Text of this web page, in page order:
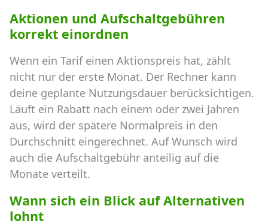
Aktionen und Aufschaltgebühren
korrekt einordnen
Wenn ein Tarif einen Aktionspreis hat, zählt
nicht nur der erste Monat. Der Rechner kann
deine geplante Nutzungsdauer berücksichtigen.
Läuft ein Rabatt nach einem oder zwei Jahren
aus, wird der spätere Normalpreis in den
Durchschnitt eingerechnet. Auf Wunsch wird
auch die Aufschaltgebühr anteilig auf die
Monate verteilt.
Wann sich ein Blick auf Alternativen
lohnt